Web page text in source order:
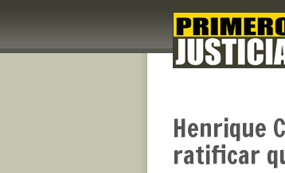
Henrique
ratificar